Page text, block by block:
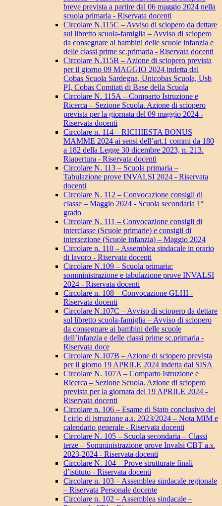
breve prevista a partire dal 06 maggio 2024 nella
scuola primaria - Riservata docenti
Circolare N.115C – Avviso di sciopero da dettare
sul libretto scuola-famiglia – Avviso di sciopero
da consegnare ai bambini delle scuole infanzia e
delle classi prime sc.primaria - Riservata docenti
Circolare N.115B – Azione di sciopero prevista
per il giorno 09 MAGGIO 2024 indetta dal
Cobas Scuola Sardegna, Unicobas Scuola, Usb
PI, Cobas Comitati di Base della Scuola
Circolare N. 115A – Comparto Istruzione e
Ricerca – Sezione Scuola. Azione di sciopero
prevista per la giornata del 09 maggio 2024 -
Riservata docenti
Circolare n. 114 – RICHIESTA BONUS
MAMME 2024 ai sensi dell’art.1 commi da 180
a 182 della Legge 30 dicembre 2023, n. 213.
Riapertura - Riservata docenti
Circolare N. 113 – Scuola primaria –
Tabulazione prove INVALSI 2024 - Riservata
docenti
Circolare N. 112 – Convocazione consigli di
classe – Maggio 2024 - Scuola secondaria 1°
grado
Circolare N. 111 – Convocazione consigli di
interclasse (Scuole primarie) e consigli di
intersezione (Scuole infanzia) – Maggio 2024
Circolare n. 110 – Assemblea sindacale in orario
di lavoro - Riservata docenti
Circolare N.109 – Scuola primaria:
somministrazione e tabulazione prove INVALSI
2024 - Riservata docenti
Circolare n. 108 – Convocazione GLHI -
Riservata docenti
Circolare N.107C – Avviso di sciopero da dettare
sul libretto scuola-famiglia – Avviso di sciopero
da consegnare ai bambini delle scuole
dell’infanzia e delle classi prime sc.primaria -
Riservata doce
Circolare N.107B – Azione di sciopero prevista
per il giorno 19 APRILE 2024 indetta dal SISA
Circolare N. 107A – Comparto Istruzione e
Ricerca – Sezione Scuola. Azione di sciopero
prevista per la giornata del 19 APRILE 2024 -
Riservata docenti
Circolare n. 106 – Esame di Stato conclusivo del
I ciclo di istruzione a.s. 2023/2024 – Nota MIM e
calendario generale - Riservata docenti
Circolare N. 105 – Scuola secondaria – Classi
terze – Somministrazione prove Invalsi CBT a.s.
2023-2024 - Riservata docenti
Circolare N. 104 – Prove strutturate finali
d’istituto - Riservata docenti
Circolare n. 103 – Assemblea sindacale regionale
– Riservata Personale docente
Circolare n. 102 – Assemblea sindacale –